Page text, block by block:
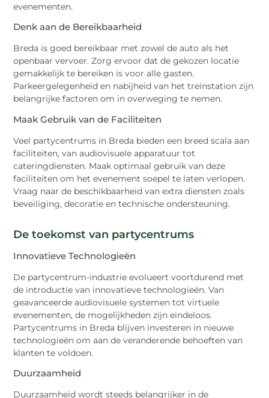
evenementen.
Denk aan de Bereikbaarheid
Breda is goed bereikbaar met zowel de auto als het
openbaar vervoer. Zorg ervoor dat de gekozen locatie
gemakkelijk te bereiken is voor alle gasten.
Parkeergelegenheid en nabijheid van het treinstation zijn
belangrijke factoren om in overweging te nemen.
Maak Gebruik van de Faciliteiten
Veel partycentrums in Breda bieden een breed scala aan
faciliteiten, van audiovisuele apparatuur tot
cateringdiensten. Maak optimaal gebruik van deze
faciliteiten om het evenement soepel te laten verlopen.
Vraag naar de beschikbaarheid van extra diensten zoals
beveiliging, decoratie en technische ondersteuning.
De toekomst van partycentrums
Innovatieve Technologieën
De partycentrum-industrie evolueert voortdurend met
de introductie van innovatieve technologieën. Van
geavanceerde audiovisuele systemen tot virtuele
evenementen, de mogelijkheden zijn eindeloos.
Partycentrums in Breda blijven investeren in nieuwe
technologieën om aan de veranderende behoeften van
klanten te voldoen.
Duurzaamheid
Duurzaamheid wordt steeds belangrijker in de